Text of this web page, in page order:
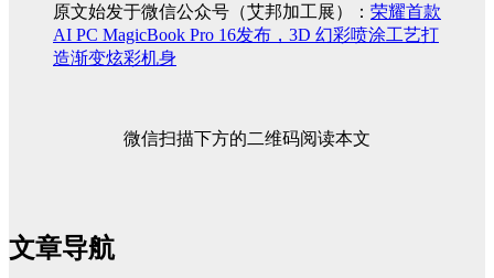
原文始发于微信公众号（艾邦加工展）： 荣耀首款
AI PC MagicBook Pro 16发布，3D 幻彩喷涂工艺打
造渐变炫彩机身
微信扫描下方的二维码阅读本文
文章导航